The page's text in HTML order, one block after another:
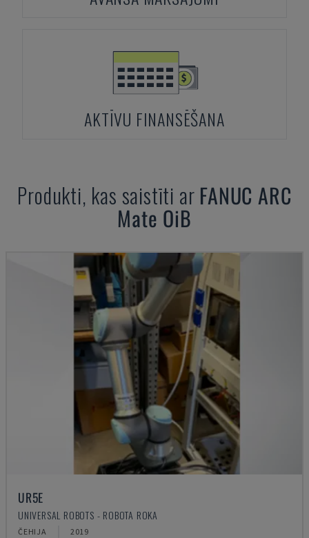
AKTĪVU FINANSĒŠANA
Produkti, kas saistīti ar FANUC ARC
Mate OiB
UR5E
UNIVERSAL ROBOTS - ROBOTA ROKA
ČEHIJA 2019